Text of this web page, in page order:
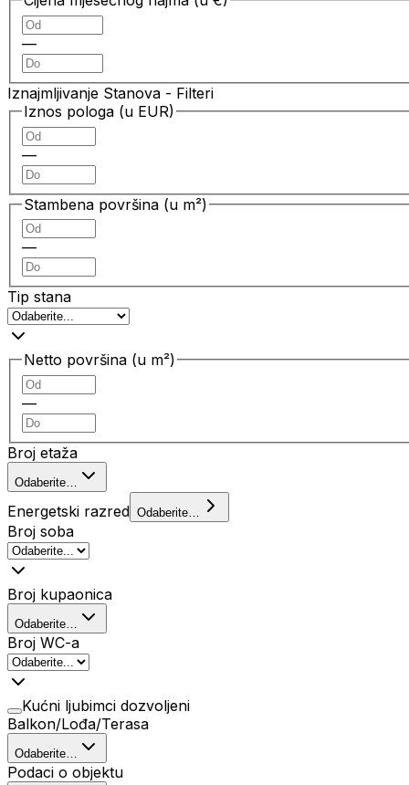
—
Iznajmljivanje Stanova - Filteri
Iznos pologa (u EUR)
—
Stambena površina (u m²)
—
Tip stana
Netto površina (u m²)
—
Broj etaža
Odaberite…
Energetski razred Odaberite…
Broj soba
Broj kupaonica
Odaberite…
Broj WC-a
Kućni ljubimci dozvoljeni
Balkon/Lođa/Terasa
Odaberite…
Podaci o objektu